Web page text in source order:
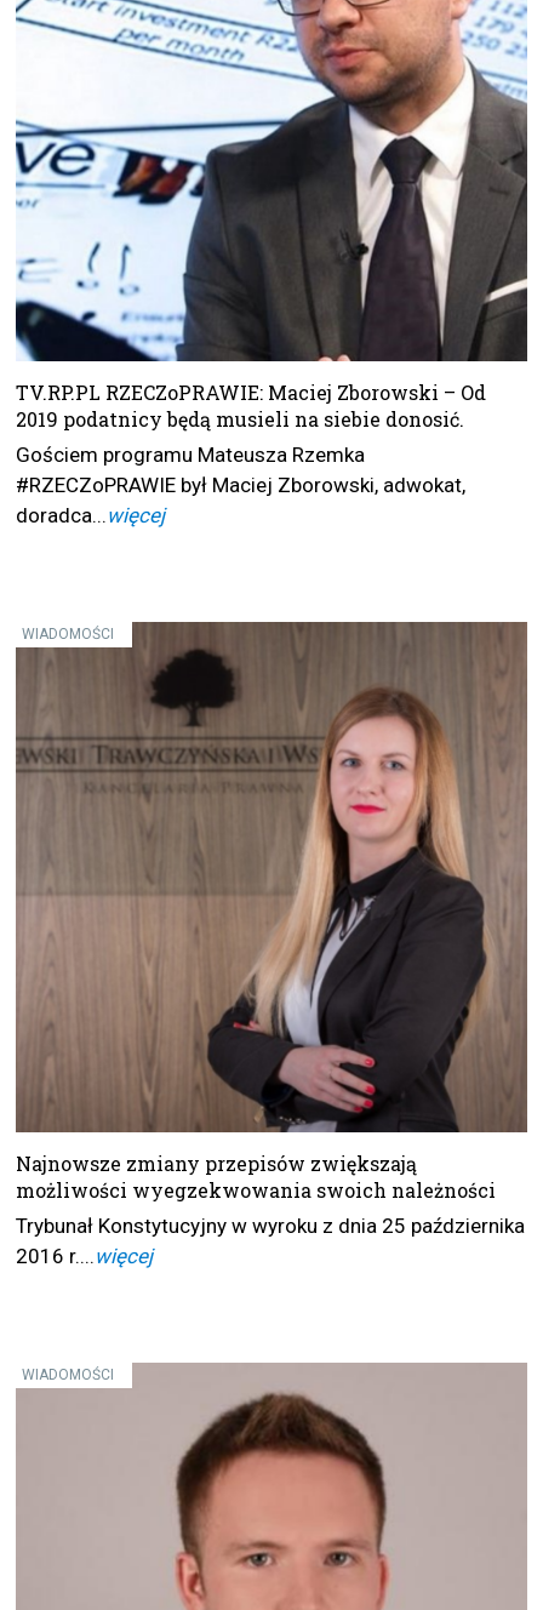
TV.RP.PL RZECZoPRAWIE: Maciej Zborowski – Od
2019 podatnicy będą musieli na siebie donosić.
Gościem programu Mateusza Rzemka
#RZECZoPRAWIE był Maciej Zborowski, adwokat,
doradca... więcej
WIADOMOŚCI
Najnowsze zmiany przepisów zwiększają
możliwości wyegzekwowania swoich należności
Trybunał Konstytucyjny w wyroku z dnia 25 października
2016 r....więcej
WIADOMOŚCI